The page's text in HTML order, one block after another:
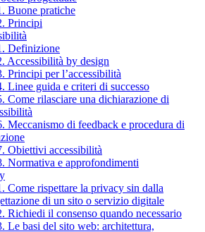
Buone pratiche
Principi
Definizione
Accessibilità by design
Principi per l’accessibilità
Linee guida e criteri di successo
Come rilasciare una dichiarazione di
Meccanismo di feedback e procedura di
Obiettivi accessibilità
Normativa e approfondimenti
Come rispettare la privacy sin dalla
di un sito o servizio digitale
Richiedi il consenso quando necessario
Le basi del sito web: architettura,